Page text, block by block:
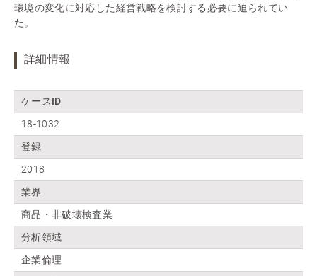
環境の変化に対応した経営戦略を検討する必要に迫られてい
た。
詳細情報
ケースID
18-1032
登録
2018
業界
商品・非破壊検査業
分析領域
企業倫理